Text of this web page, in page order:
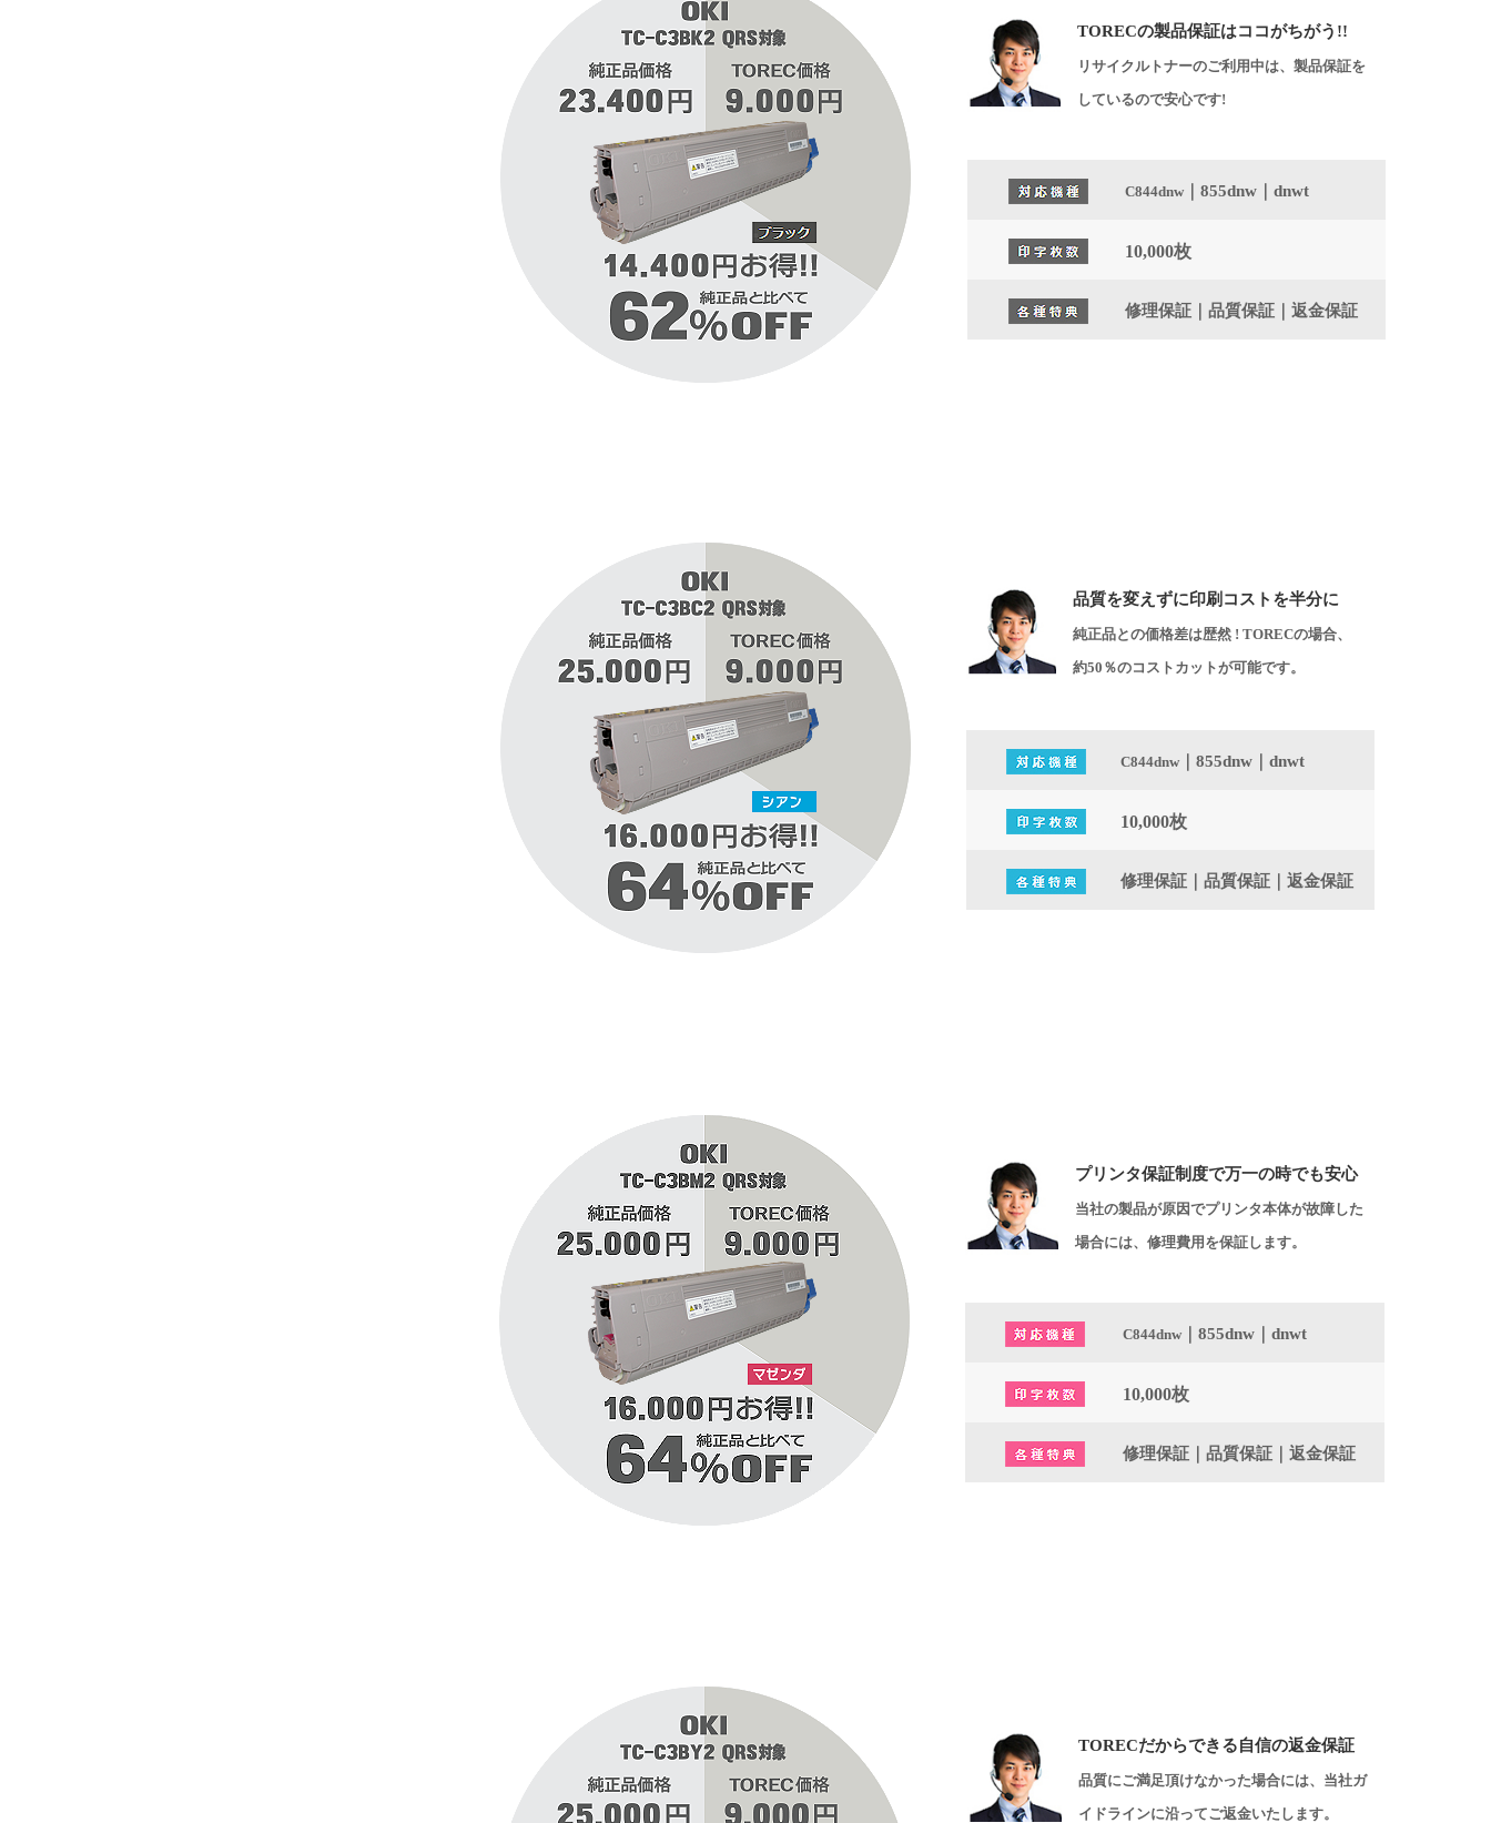
TORECの製品保証はココがちがう!!
リサイクルトナーのご利用中は、製品保証を
しているので安心です!
C844dnw ｜855dnw｜dnwt
10,000枚
修理保証｜品質保証｜返金保証
品質を変えずに印刷コストを半分に
純正品との価格差は歴然 ! TORECの場合、
約50％のコストカットが可能です。
C844dnw ｜855dnw｜dnwt
10,000枚
修理保証｜品質保証｜返金保証
プリンタ保証制度で万一の時でも安心
当社の製品が原因でプリンタ本体が故障した
場合には、修理費用を保証します。
C844dnw ｜855dnw｜dnwt
10,000枚
修理保証｜品質保証｜返金保証
TORECだからできる自信の返金保証
品質にご満足頂けなかった場合には、当社ガ
イドラインに沿ってご返金いたします。